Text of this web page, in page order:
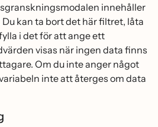
innehåller
Du kan ta bort det här filtret, låta
i det för att ange ett
visas när ingen data finns
Om du inte anger något
inte att återges om data